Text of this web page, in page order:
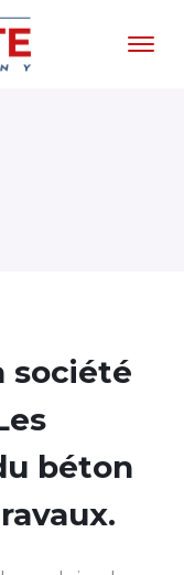
société
béton